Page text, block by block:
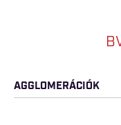
AGGLOMERÁCIÓK